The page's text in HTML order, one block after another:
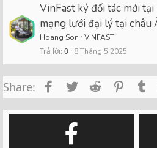
VinFast ký đối tác mới
mạng lưới đại lý tại châu
Hoang Son VINFAST
Trả lời 0 8 Tháng 5 2025
Share: FacebookTwitterReddit